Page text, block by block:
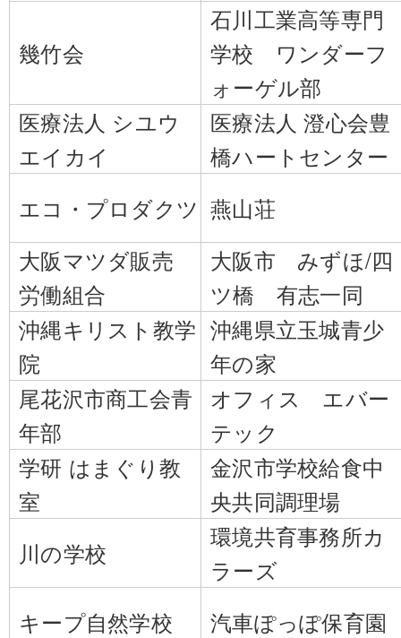
幾竹会
石川工業高等専門
学校 ワンダーフ
ォーゲル部
医療法人 シユウ
エイカイ
医療法人 澄心会豊
橋ハートセンター
エコ・プロダクツ 燕山荘
大阪マツダ販売
労働組合
大阪市 みずほ/四
ツ橋 有志一同
沖縄キリスト教学
院
沖縄県立玉城青少
年の家
尾花沢市商工会青
年部
オフィス エバー
テック
学研 はまぐり教
室
金沢市学校給食中
央共同調理場
川の学校
環境共育事務所カ
ラーズ
キープ自然学校
汽車ぽっぽ保育園